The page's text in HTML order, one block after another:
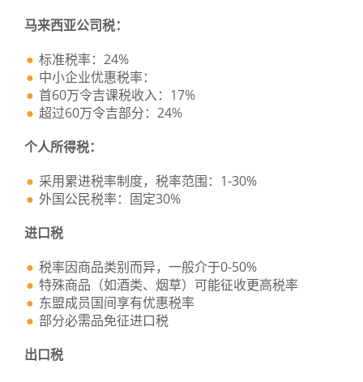
马来西亚公司税：
标准税率：24%
中小企业优惠税率：
首60万令吉课税收入：17%
超过60万令吉部分：24%
个人所得税：
采用累进税率制度，税率范围：1-30%
外国公民税率：固定30%
进口税
税率因商品类别而异，一般介于0-50%
特殊商品（如酒类、烟草）可能征收更高税率
东盟成员国间享有优惠税率
部分必需品免征进口税
出口税